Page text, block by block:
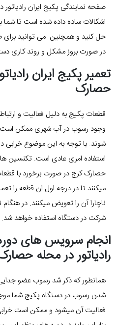
صفحه نمایندگی پکیج ایران
اشکالات ساده داده شده است تا
حل کنید و همچنین می توانید
در صورت بروز مشکل و روند کاری
تعمیر پکیج ایران
حصارک
قطعات پکیج به دلیل فعالیت و
وجود رسوب در آب شهری ممکن است،
شوند. با توجه به این موضوع
استفاده امری عادی است. تکنسین های
حصارک کرج در صورت برخورد با
میکنند تا در درجه اول ان قطعه را
ناچارا آن را تعویض میکنند. در
شرکت در دستگاه استفاده خواهد شد.
انجام سرویس های
رادیاتور در محله
همانطور که ذکر شد رسوب عضو جدایی
شدن رسوب در دستگاه پکیج شما
فعالیت آن میشود و ممکن است